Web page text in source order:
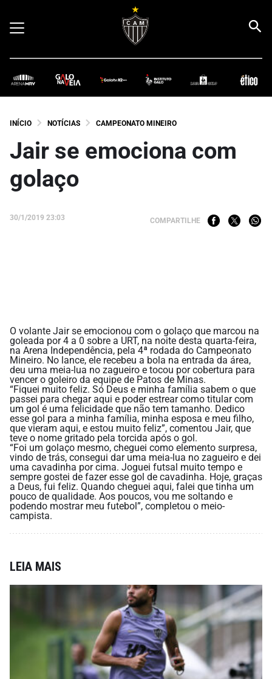
INÍCIO NOTÍCIAS CAMPEONATO MINEIRO
Jair se emociona com
golaço
30/1/2019 23:03 COMPARTILHE
O volante Jair se emocionou com o golaço que marcou na
goleada por 4 a 0 sobre a URT, na noite desta quarta-feira,
na Arena Independência, pela 4ª rodada do Campeonato
Mineiro. No lance, ele recebeu a bola na entrada da área,
deu uma meia-lua no zagueiro e tocou por cobertura para
vencer o goleiro da equipe de Patos de Minas.
“Fiquei muito feliz. Só Deus e minha família sabem o que
passei para chegar aqui e poder estrear como titular com
um gol é uma felicidade que não tem tamanho. Dedico
esse gol para a minha família, minha esposa e meu filho,
que vieram aqui, e estou muito feliz”, comentou Jair, que
teve o nome gritado pela torcida após o gol.
“Foi um golaço mesmo, cheguei como elemento surpresa,
vindo de trás, consegui dar uma meia-lua no zagueiro e dei
uma cavadinha por cima. Joguei futsal muito tempo e
sempre gostei de fazer esse gol de cavadinha. Hoje, graças
a Deus, fui feliz. Quando cheguei aqui, falei que tinha um
pouco de qualidade. Aos poucos, vou me soltando e
podendo mostrar meu futebol”, completou o meio-
campista.
LEIA MAIS